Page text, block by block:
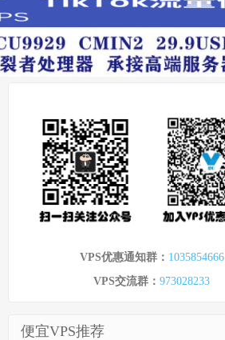
VPS优惠通知群： 1035854666
VPS交流群： 973028233
便宜VPS推荐